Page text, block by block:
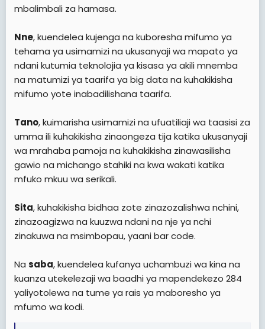
mbalimbali za hamasa.
Nne, kuendelea kujenga na kuboresha mifumo ya
tehama ya usimamizi na ukusanyaji wa mapato ya
ndani kutumia teknolojia ya kisasa ya akili mnemba
na matumizi ya taarifa ya big data na kuhakikisha
mifumo yote inabadilishana taarifa.
Tano, kuimarisha usimamizi na ufuatiliaji wa taasisi za
umma ili kuhakikisha zinaongeza tija katika ukusanyaji
wa mrahaba pamoja na kuhakikisha zinawasilisha
gawio na michango stahiki na kwa wakati katika
mfuko mkuu wa serikali.
Sita, kuhakikisha bidhaa zote zinazozalishwa nchini,
zinazoagizwa na kuuzwa ndani na nje ya nchi
zinakuwa na msimbopau, yaani bar code.
Na saba, kuendelea kufanya uchambuzi wa kina na
kuanza utekelezaji wa baadhi ya mapendekezo 284
yaliyotolewa na tume ya rais ya maboresho ya
mfumo wa kodi.